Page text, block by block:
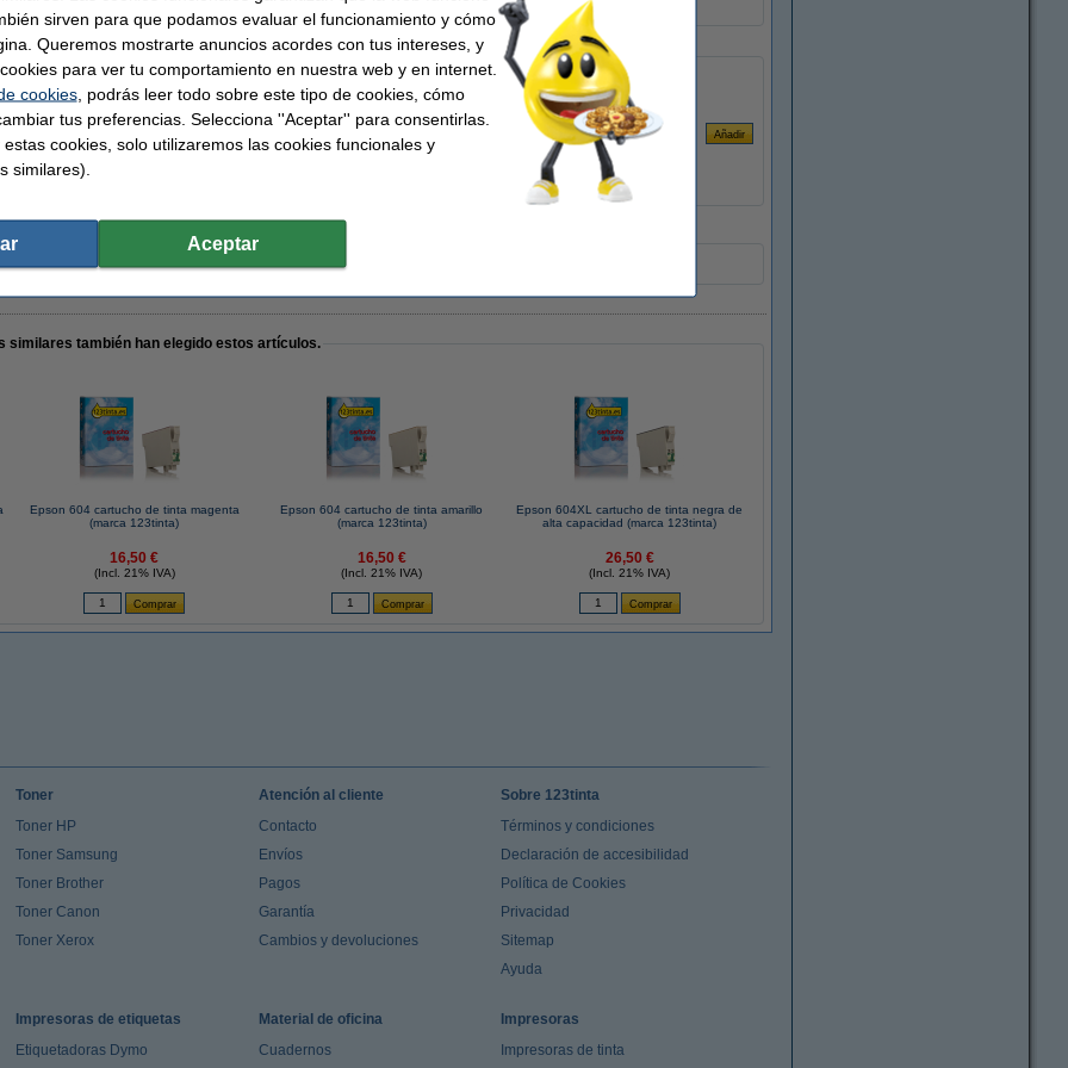
+ 3 colores (marca 123tinta)
cartucho en lugar del cartucho original.
similares también han elegido estos artículos.
Epson 604 cartucho de tinta magenta
(marca 123tinta)
16,50 €
(Incl. 21% IVA)
Epson 604 cartucho de tinta amarillo
(marca 123tinta)
16,50 €
(Incl. 21% IVA)
Epson 604XL cartucho de tinta negra de
alta capacidad (marca 123tinta)
26,50 €
(Incl. 21% IVA)
Toner
Toner HP
Toner Samsung
Toner Brother
Toner Canon
Toner Xerox
Atención al cliente
Contacto
Envíos
Pagos
Garantía
Cambios y devoluciones
Sobre 123tinta
Términos y condiciones
Declaración de accesibilidad
Política de Cookies
Privacidad
Sitemap
Ayuda
Impresoras de etiquetas
Etiquetadoras Dymo
Material de oficina
Cuadernos
Impresoras
Impresoras de tinta
sirven para que podamos evaluar el funcionamiento y cómo
Queremos mostrarte anuncios acordes con tus intereses, y
para ver tu comportamiento en nuestra web y en internet.
cookies, podrás leer todo sobre este tipo de cookies, cómo
tus preferencias. Selecciona ''Aceptar'' para consentirlas.
cookies, solo utilizaremos las cookies funcionales y
similares).
Aceptar